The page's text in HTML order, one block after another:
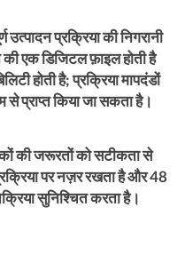
उत्पादन प्रक्रिया की निगरानी
एक डिजिटल फ़ाइल होती है
होती है; प्रक्रिया मापदंडों
प्राप्त किया जा सकता है।
की जरूरतों को सटीकता से
पर नज़र रखता है और 48
सुनिश्चित करता है।